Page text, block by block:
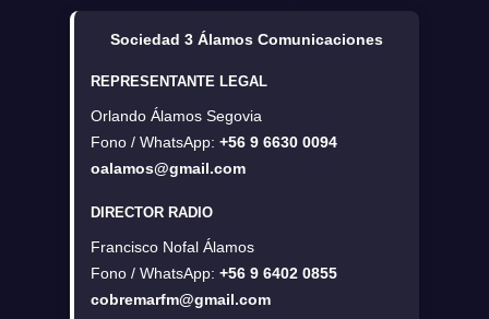
Sociedad 3 Álamos Comunicaciones
REPRESENTANTE LEGAL
Orlando Álamos Segovia
Fono / WhatsApp: +56 9 6630 0094
oalamos@gmail.com
DIRECTOR RADIO
Francisco Nofal Álamos
Fono / WhatsApp: +56 9 6402 0855
cobremarfm@gmail.com